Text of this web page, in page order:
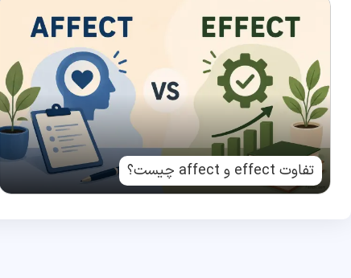
تفاوت effect و affect چیست؟